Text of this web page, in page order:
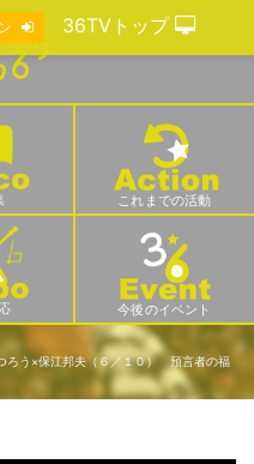
これまでの活動
今後のイベント
ろう×保江邦夫（６／１０） 預言者の福
36TVトップ